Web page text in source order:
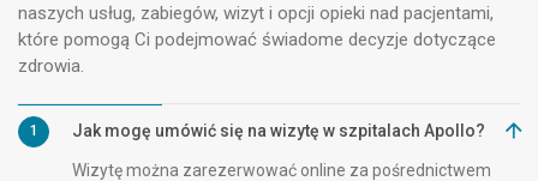
naszych usług, zabiegów, wizyt i opcji opieki nad pacjentami,
które pomogą Ci podejmować świadome decyzje dotyczące
zdrowia.
1 Jak mogę umówić się na wizytę w szpitalach Apollo?
Wizytę można zarezerwować online za pośrednictwem